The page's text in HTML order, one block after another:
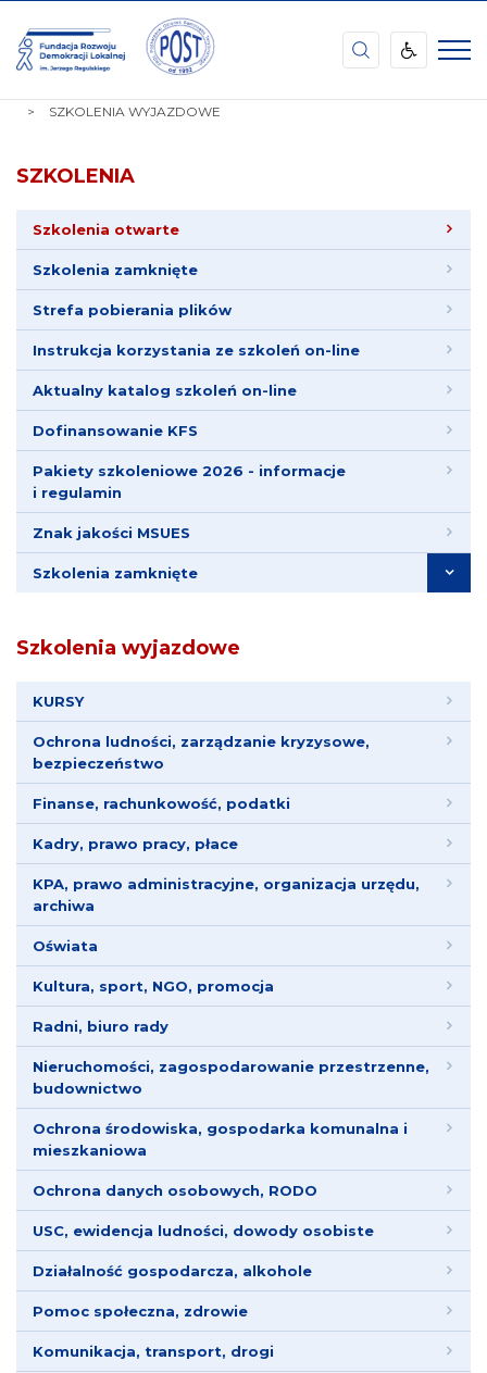
Fundacja
Rozwoju
Demokracji
Lokalnej
im.
Podkarpacki
Samorządu
Terytorialnego
GŁÓWNA
SZKOLENIA WYJAZDOWE
SZKOLENIA
Szkolenia otwarte
Szkolenia zamknięte
Strefa pobierania plików
Instrukcja korzystania ze szkoleń on-line
Aktualny katalog szkoleń on-line
Dofinansowanie KFS
Pakiety szkoleniowe 2026 - informacje
i regulamin
Znak jakości MSUES
Szkolenia zamknięte
Szkolenia wyjazdowe
KURSY
Ochrona ludności, zarządzanie kryzysowe,
bezpieczeństwo
Finanse, rachunkowość, podatki
Kadry, prawo pracy, płace
KPA, prawo administracyjne, organizacja urzędu,
archiwa
Oświata
Kultura, sport, NGO, promocja
Radni, biuro rady
Nieruchomości, zagospodarowanie przestrzenne,
budownictwo
Ochrona środowiska, gospodarka komunalna i
mieszkaniowa
Ochrona danych osobowych, RODO
USC, ewidencja ludności, dowody osobiste
Działalność gospodarcza, alkohole
Pomoc społeczna, zdrowie
Komunikacja, transport, drogi